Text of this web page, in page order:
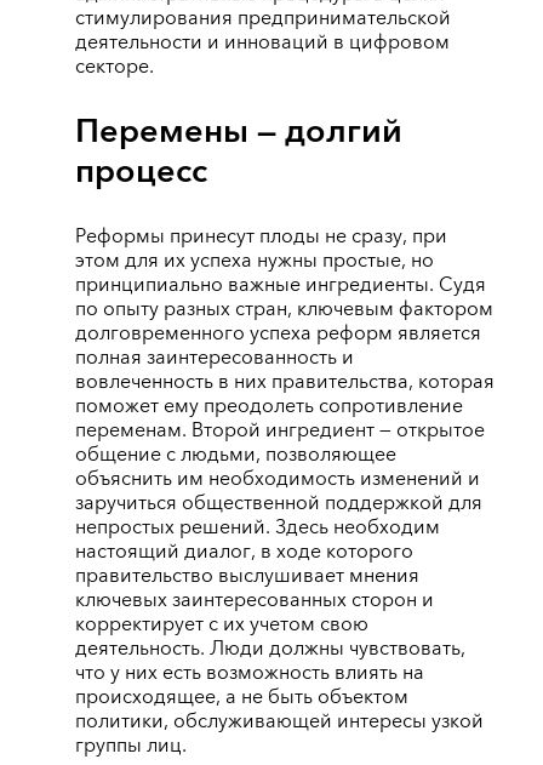
стимулирования предпринимательской
деятельности и инноваций в цифровом
секторе.
Перемены ― долгий
процесс
Реформы принесут плоды не сразу, при
этом для их успеха нужны простые, но
принципиально важные ингредиенты. Судя
по опыту разных стран, ключевым фактором
долговременного успеха реформ является
полная заинтересованность и
вовлеченность в них правительства, которая
поможет ему преодолеть сопротивление
переменам. Второй ингредиент ― открытое
общение с людьми, позволяющее
объяснить им необходимость изменений и
заручиться общественной поддержкой для
непростых решений. Здесь необходим
настоящий диалог, в ходе которого
правительство выслушивает мнения
ключевых заинтересованных сторон и
корректирует с их учетом свою
деятельность. Люди должны чувствовать,
что у них есть возможность влиять на
происходящее, а не быть объектом
политики, обслуживающей интересы узкой
группы лиц.